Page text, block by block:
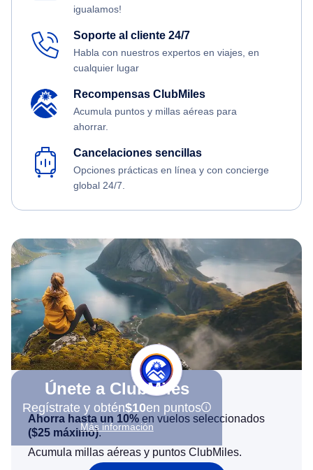
igualamos!
Soporte al cliente 24/7
Habla con nuestros expertos en viajes, en
cualquier lugar
Recompensas ClubMiles
Acumula puntos y millas aéreas para
ahorrar.
Cancelaciones sencillas
Opciones prácticas en línea y con concierge
global 24/7.
Únete a ClubMiles
Regístrate y obtén$10en puntos
Más información
Ahorra hasta un 10% en vuelos seleccionados
($25 máximo).
Acumula millas aéreas y puntos ClubMiles.